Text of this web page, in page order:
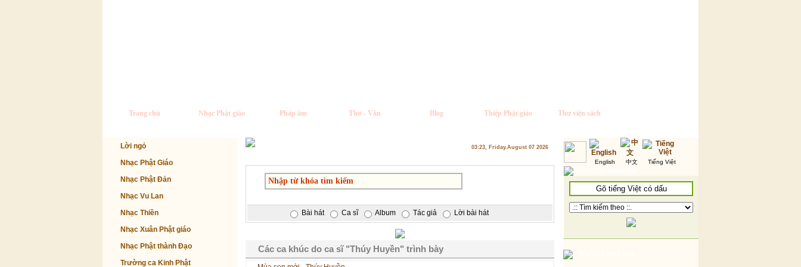
Trang chủ Nhạc Phật giáo Pháp âm Thơ - Văn Blog Thiệp Phật giáo Thư viện sách
Lời ngỏ
Nhạc Phật Giáo
Nhạc Phật Đản
Nhạc Vu Lan
Nhạc Thiền
Nhạc Xuân Phật giáo
Nhạc Phật thành Đạo
Trường ca Kinh Phật
03:23, Friday.August 07 2026
Bài hát Ca sĩ Album Tác giả Lời bài hát
Các ca khúc do ca sĩ "Thúy Huyền" trình bày
English 中文 Tiếng Việt